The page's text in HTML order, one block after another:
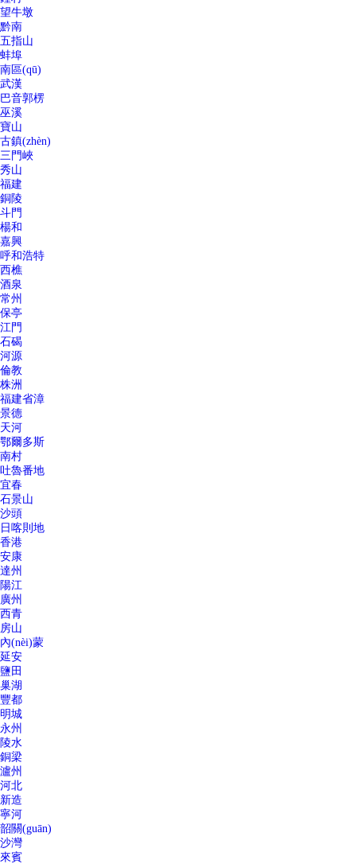
望牛墩
黔南
五指山
蚌埠
南區(qū)
武漢
巴音郭楞
巫溪
寶山
古鎮(zhèn)
三門峽
秀山
福建
銅陵
斗門
楊和
嘉興
呼和浩特
西樵
酒泉
常州
保亭
江門
石碣
河源
倫教
株洲
福建省漳
景德
天河
鄂爾多斯
南村
吐魯番地
宜春
石景山
沙頭
日喀則地
香港
安康
達州
陽江
廣州
西青
房山
內(nèi)蒙
延安
鹽田
巢湖
豐都
明城
永州
陵水
銅梁
瀘州
河北
新造
寧河
韶關(guān)
沙灣
來賓